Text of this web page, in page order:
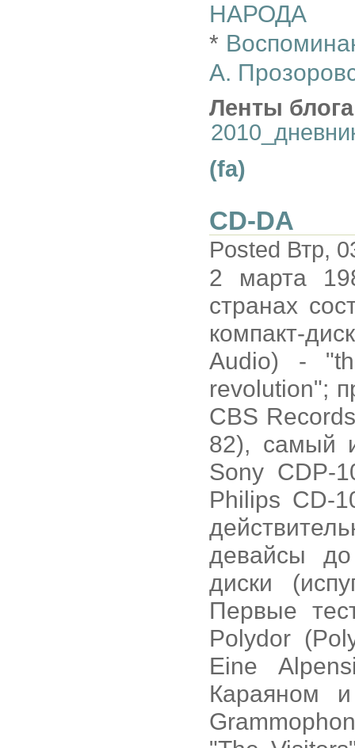
НАРОДА
*
А.
Ленты
(fa)
CD-DA
Posted Втр,
2 марта
странах
компакт-
Audio) -
revolution";
CBS
82), самый
Sony CDP-
Philips CD-
девайсы
диски
Первые
Polydor
Eine
Караяном